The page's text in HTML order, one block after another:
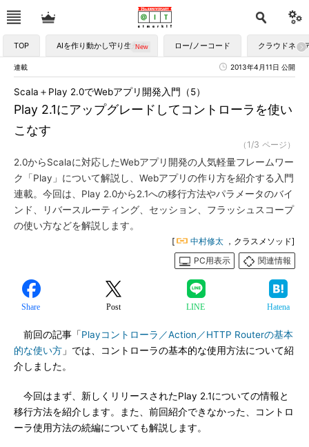
TOP AIを作り動かし守り生かす ロー/ノーコード クラウドネイ
連載 2013年4月11日 公開
Play 2.1にアップグレードしてコントローラを使い
こなす
Scala＋Play 2.0でWebアプリ開発入門（5）
（1/3 ページ）
2.0からScalaに対応したWebアプリ開発の人気軽量フレームワー
ク「Play」について解説し、Webアプリの作り方を紹介する入門
連載。今回は、Play 2.0から2.1への移行方法やパラメータのバイ
ンド、リバースルーティング、セッション、フラッシュスコープ
の使い方などを解説します。
[ 中村修太 ，クラスメソッド]
PC用表示
関連情報
Share Post LINE Hatena
前回の記事「Playコントローラ／Action／HTTP Routerの基本
的な使い方 」では、コントローラの基本的な使用方法について紹
介しました。
今回はまず、新しくリリースされたPlay 2.1についての情報と
移行方法を紹介します。また、前回紹介できなかった、コントロ
ーラ使用方法の続編についても解説します。